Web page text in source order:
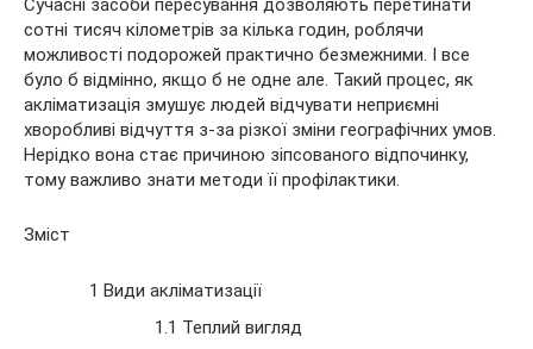
Сучасні засоби пересування дозволяють перетинати
сотні тисяч кілометрів за кілька годин, роблячи
можливості подорожей практично безмежними. І все
було б відмінно, якщо б не одне але. Такий процес, як
акліматизація змушує людей відчувати неприємні
хворобливі відчуття з-за різкої зміни географічних умов.
Нерідко вона стає причиною зіпсованого відпочинку,
тому важливо знати методи її профілактики.
Зміст
1 Види акліматизації
1.1 Теплий вигляд